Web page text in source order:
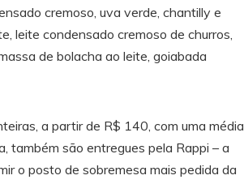
cremoso, uva verde, chantilly e
leite condensado cremoso de churros,
de bolacha ao leite, goiabada
a partir de R$ 140, com uma média
também são entregues pela Rappi – a
o posto de sobremesa mais pedida da